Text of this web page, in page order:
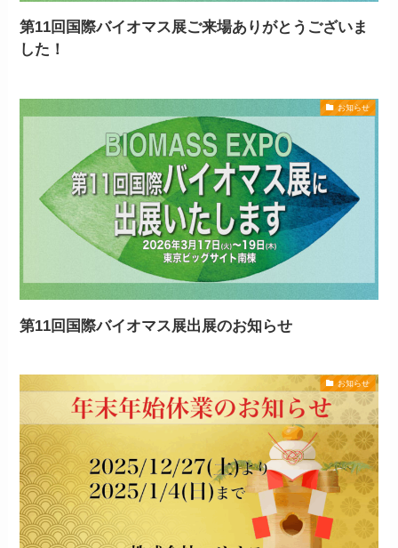
第11回国際バイオマス展ご来場ありがとうございま
した！
お知らせ
第11回国際バイオマス展出展のお知らせ
お知らせ